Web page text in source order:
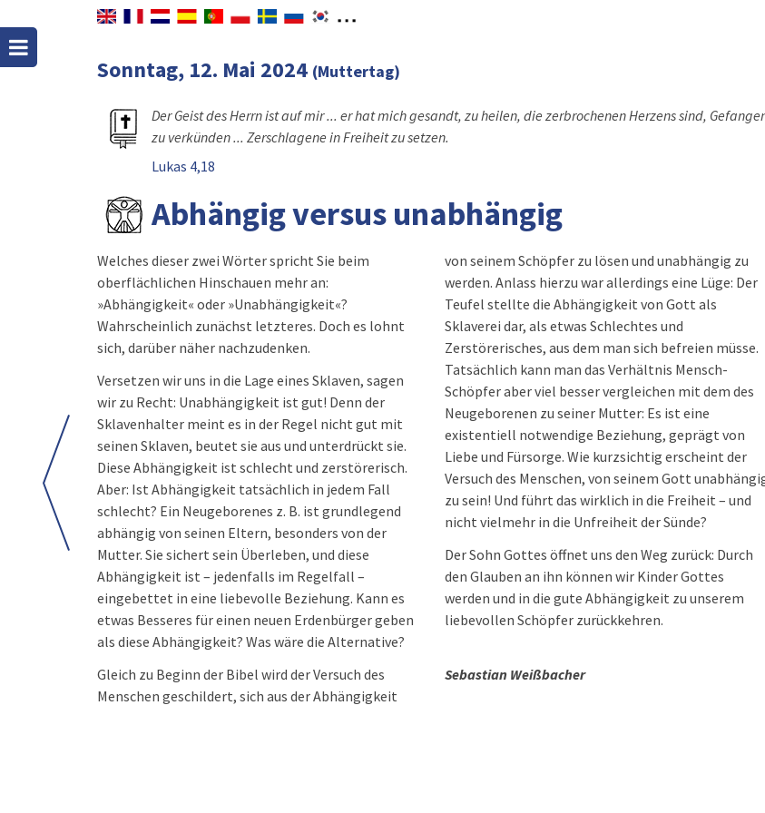
Sonntag, 12. Mai 2024 (Muttertag)
Der Geist des Herrn ist auf mir ... er hat mich gesandt, zu heilen, die zerbrochenen Herzens sind,
zu verkünden ... Zerschlagene in Freiheit zu setzen.
Lukas 4,18
Abhängig versus unabhängig
Welches dieser zwei Wörter spricht Sie beim
oberflächlichen Hinschauen mehr an:
»Abhängigkeit« oder »Unabhängigkeit«?
Wahrscheinlich zunächst letzteres. Doch es lohnt
sich, darüber näher nachzudenken.
Versetzen wir uns in die Lage eines Sklaven, sagen
wir zu Recht: Unabhängigkeit ist gut! Denn der
Sklavenhalter meint es in der Regel nicht gut mit
seinen Sklaven, beutet sie aus und unterdrückt sie.
Diese Abhängigkeit ist schlecht und zerstörerisch.
Aber: Ist Abhängigkeit tatsächlich in jedem Fall
schlecht? Ein Neugeborenes z. B. ist grundlegend
abhängig von seinen Eltern, besonders von der
Mutter. Sie sichert sein Überleben, und diese
Abhängigkeit ist – jedenfalls im Regelfall –
eingebettet in eine liebevolle Beziehung. Kann es
etwas Besseres für einen neuen Erdenbürger geben
als diese Abhängigkeit? Was wäre die Alternative?
Gleich zu Beginn der Bibel wird der Versuch des
Menschen geschildert, sich aus der Abhängigkeit
von seinem Schöpfer zu lösen und unabhängig zu
werden. Anlass hierzu war allerdings eine Lüge: Der
Teufel stellte die Abhängigkeit von Gott als
Sklaverei dar, als etwas Schlechtes und
Zerstörerisches, aus dem man sich befreien müsse.
Tatsächlich kann man das Verhältnis Mensch-
Schöpfer aber viel besser vergleichen mit dem des
Neugeborenen zu seiner Mutter: Es ist eine
existentiell notwendige Beziehung, geprägt von
Liebe und Fürsorge. Wie kurzsichtig erscheint der
Versuch des Menschen, von seinem Gott
zu sein! Und führt das wirklich in die Freiheit – und
nicht vielmehr in die Unfreiheit der Sünde?
Der Sohn Gottes öffnet uns den Weg zurück: Durch
den Glauben an ihn können wir Kinder Gottes
werden und in die gute Abhängigkeit zu unserem
liebevollen Schöpfer zurückkehren.
Sebastian Weißbacher